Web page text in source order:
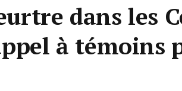
dans les
à témoins